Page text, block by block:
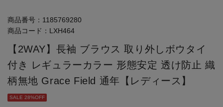
商品番号： 1185769280
商品コード： LXH464
【2WAY】長袖 ブラウス 取り外しボウタイ
付き レギュラーカラー 形態安定 透け防止 織
柄無地 Grace Field 通年【レディース】
SALE 28%OFF